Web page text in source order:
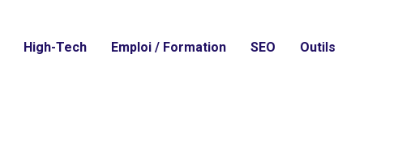
High-Tech Emploi / Formation SEO Outils